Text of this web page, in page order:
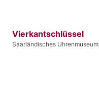
Vierkantschlüssel
Saarländisches Uhrenmuseum